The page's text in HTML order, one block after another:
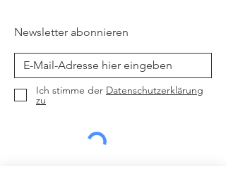
Newsletter abonnieren
Ich stimme der Datenschutzerklärung
zu